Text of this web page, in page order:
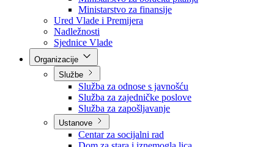
Ministarstvo za obrazovanje, mlade, nauku,
i sport
Ministarstvo za boračka pitanja
Ministarstvo za finansije
Ured Vlade i Premijera
Nadležnosti
Sjednice Vlade
Službe
Služba za odnose s javnošću
Služba za zajedničke poslove
Služba za zapošljavanje